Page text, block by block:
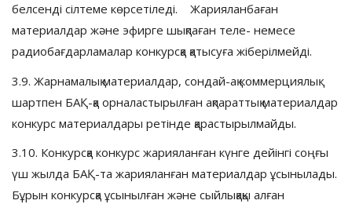
белсенді сілтеме көрсетіледі. Жарияланбаған
материалдар және эфирге шықпаған теле- немесе
радиобағдарламалар конкурсқа қатысуға жіберілмейді.
3.9. Жарнамалық материалдар, сондай-ақ коммерциялық
шартпен БАҚ-қа орналастырылған ақпараттық материалдар
конкурс материалдары ретінде қарастырылмайды.
3.10. Конкурсқа конкурс жарияланған күнге дейінгі соңғы
үш жылда БАҚ-та жарияланған материалдар ұсынылады.
Бұрын конкурсқа ұсынылған және сыйлықақы алған